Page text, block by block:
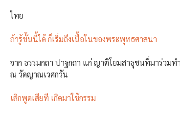
ไทย
ถ้ารู้ขั้นนี้ได้ ก็เริ่มถึงเนื้อในของพระพุทธศาสนา
จาก ธรรมกถา ปาฐกถา แก่ ญาติโยมสาธุชนที่มาร่วม
ณ วัดญาณเวศกวัน
เลิกพูดเสียที เกิดมาใช้กรรม